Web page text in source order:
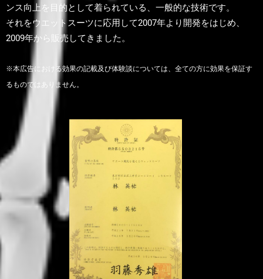
ンス向上を目的として着られている、一般的な技術です。
それをウエットスーツに応用して2007年より開発をはじめ、
2009年から販売してきました。
※本広告における効果の記載及び体験談については、全ての方に効果を保証す
るものではありません。